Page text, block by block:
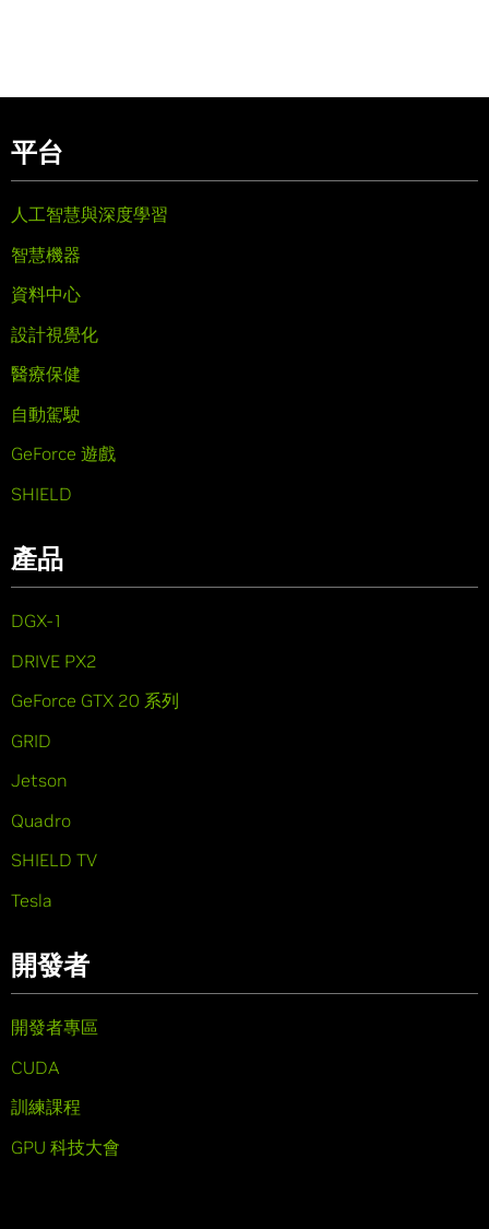
平台
人工智慧與深度學習
智慧機器
資料中心
設計視覺化
醫療保健
自動駕駛
GeForce 遊戲
SHIELD
產品
DGX-1
DRIVE PX2
GeForce GTX 20 系列
GRID
Jetson
Quadro
SHIELD TV
Tesla
開發者
開發者專區
CUDA
訓練課程
GPU 科技大會